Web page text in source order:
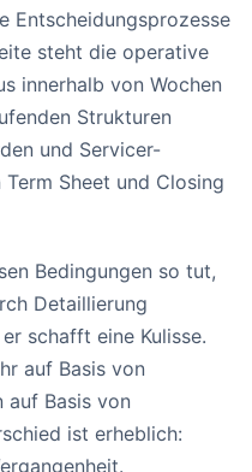
Entscheidungsprozesse
steht die operative
innerhalb von Wochen
Strukturen
und Servicer-
Sheet und Closing
Bedingungen so tut,
Detaillierung
schafft eine Kulisse.
auf Basis von
auf Basis von
ist erheblich: